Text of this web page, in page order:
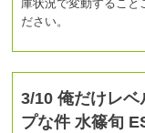
庫状況で変動すること
ださい。
3/10 俺だけレベ
プな件 水篠旬